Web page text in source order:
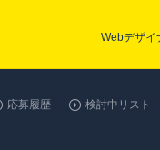
Webデザイ
応募履歴
検討中リスト